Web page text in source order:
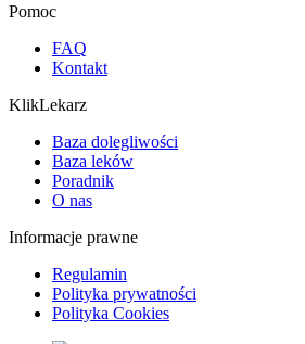
Pomoc
FAQ
Kontakt
KlikLekarz
Baza dolegliwości
Baza leków
Poradnik
O nas
Informacje prawne
Regulamin
Polityka prywatności
Polityka Cookies